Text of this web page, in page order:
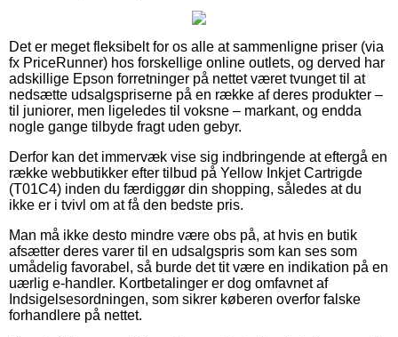
Det er meget fleksibelt for os alle at sammenligne priser (via
fx PriceRunner) hos forskellige online outlets, og derved har
adskillige Epson forretninger på nettet været tvunget til at
nedsætte udsalgspriserne på en række af deres produkter –
til juniorer, men ligeledes til voksne – markant, og endda
nogle gange tilbyde fragt uden gebyr.
Derfor kan det immervæk vise sig indbringende at eftergå en
række webbutikker efter tilbud på Yellow Inkjet Cartrigde
(T01C4) inden du færdiggør din shopping, således at du
ikke er i tvivl om at få den bedste pris.
Man må ikke desto mindre være obs på, at hvis en butik
afsætter deres varer til en udsalgspris som kan ses som
umådelig favorabel, så burde det tit være en indikation på en
uærlig e-handler. Kortbetalinger er dog omfavnet af
Indsigelsesordningen, som sikrer køberen overfor falske
forhandlere på nettet.